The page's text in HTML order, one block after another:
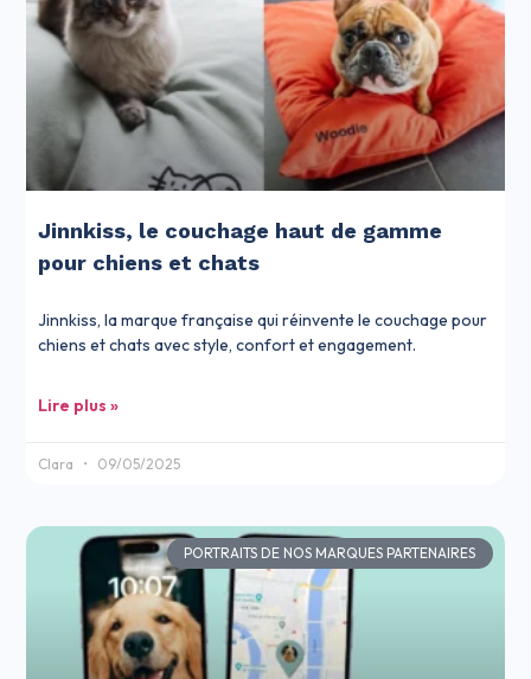
Jinnkiss, le couchage haut de gamme
pour chiens et chats
Jinnkiss, la marque française qui réinvente le couchage pour
chiens et chats avec style, confort et engagement.
Lire plus »
Clara 09/05/2025
PORTRAITS DE NOS MARQUES PARTENAIRES